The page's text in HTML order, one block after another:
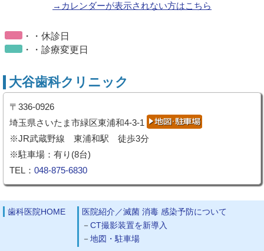
→カレンダーが表示されない方はこちら
・・休診日
・・診療変更日
大谷歯科クリニック
〒336-0926
埼玉県さいたま市緑区東浦和4-3-1
※JR武蔵野線 東浦和駅 徒歩3分
※駐車場：有り(8台)
TEL： 048-875-6830
歯科医院HOME
医院紹介／滅菌 消毒 感染予防について
CT撮影装置を新導入
地図・駐車場